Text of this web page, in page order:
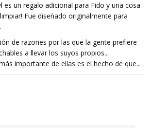
es un regalo adicional para Fido y una cosa
Fue diseñado originalmente para
de razones por las que la gente prefiere
a llevar los suyos propios...
importante de ellas es el hecho de que...